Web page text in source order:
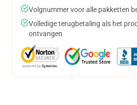
Volgnummer voor alle pakketten
Volledige terugbetaling als het
ontvangen